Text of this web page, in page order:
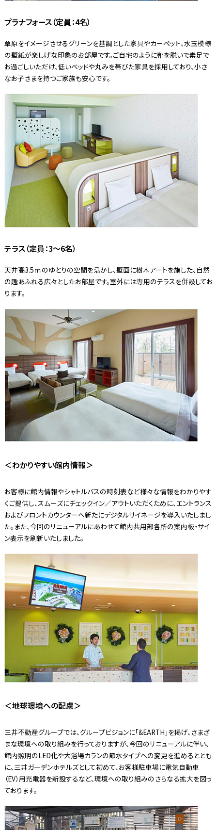
プラナフォース（定員：4名）
草原をイメージさせるグリーンを基調とした家具やカーペット、水玉模様
の壁紙が楽しげな印象のお部屋です。ご自宅のように靴を脱いで素足で
お過ごしいただけ、低いベッドや丸みを帯びた家具を採用しており、小さ
なお子さまを持つご家族も安心です。
テラス（定員：3～6名）
天井高3.5ｍのゆとりの空間を活かし、壁面に樹木アートを施した、自然
の趣あふれる広々としたお部屋です。室外には専用のテラスを併設してお
ります。
＜わかりやすい館内情報＞
お客様に館内情報やシャトルバスの時刻表など様々な情報をわかりやす
くご提供し、スムーズにチェックイン／アウトいただくために、エントランス
およびフロントカウンターへ新たにデジタルサイネージを導入いたしまし
た。また、今回のリニューアルにあわせて館内共用部各所の案内板・サイ
ン表示を刷新いたしました。
＜地球環境への配慮＞
三井不動産グループでは、グループビジョンに「&EARTH」を掲げ、さまざ
まな環境への取り組みを行っておりますが、今回のリニューアルに伴い、
館内照明のLED化や大浴場カランの節水タイプへの変更を進めるととも
に、三井ガーデンホテルズとして初めて、お客様駐車場に電気自動車
（EV）用充電器を新設するなど、環境への取り組みのさらなる拡大を図っ
ております。